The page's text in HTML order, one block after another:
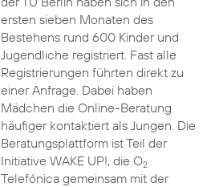
ersten sieben Monaten des
Bestehens rund 600 Kinder und
Jugendliche registriert. Fast alle
Registrierungen führten direkt zu
einer Anfrage. Dabei haben
Mädchen die Online-Beratung
häufiger kontaktiert als Jungen. Die
Beratungsplattform ist Teil der
Initiative WAKE UP!, die O2
Telefónica gemeinsam mit der